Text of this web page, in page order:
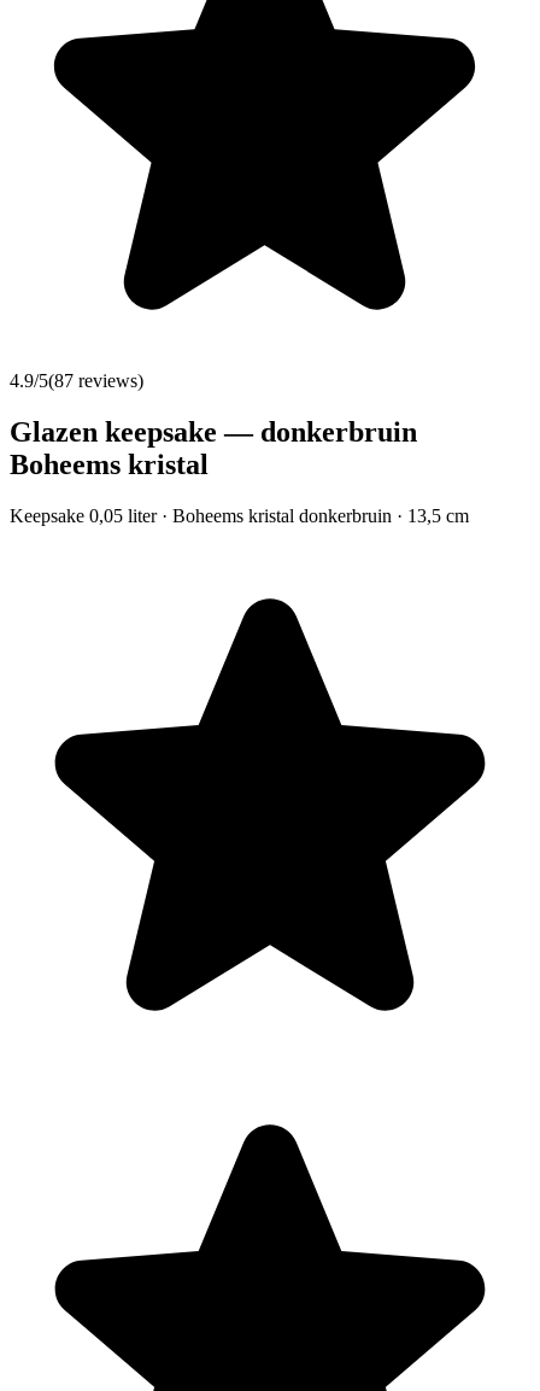
4.9/5(87 reviews)
Glazen keepsake — donkerbruin
Boheems kristal
Keepsake 0,05 liter · Boheems kristal donkerbruin · 13,5 cm